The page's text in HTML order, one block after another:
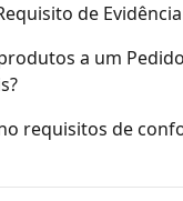
de
a um
requisitos de